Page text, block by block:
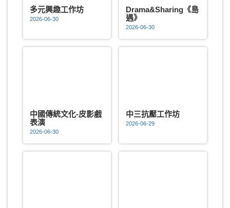
多元興趣工作坊
2026-06-30
Drama&Sharing《島
遇》
2026-06-30
中國傳統文化-皮影戲
表演
2026-06-30
中三抗壓工作坊
2026-06-29